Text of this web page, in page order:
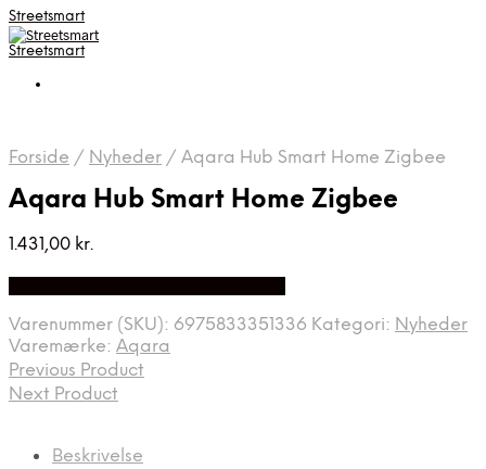
Streetsmart
Streetsmart
Forside / Nyheder / Aqara Hub Smart Home Zigbee
Aqara Hub Smart Home Zigbee
1.431,00 kr.
Varenummer (SKU): 6975833351336 Kategori: Nyheder
Varemærke: Aqara
Previous Product
Next Product
Beskrivelse